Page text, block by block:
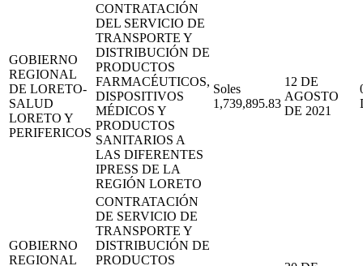
GOBIERNO
REGIONAL
DE LORETO-
SALUD
LORETO Y
PERIFERICOS
CONTRATACIÓN
DEL SERVICIO DE
TRANSPORTE Y
DISTRIBUCIÓN DE
PRODUCTOS
FARMACÉUTICOS,
DISPOSITIVOS
MÉDICOS Y
PRODUCTOS
SANITARIOS A
LAS DIFERENTES
IPRESS DE LA
REGIÓN LORETO
Soles
1,739,895.83
12 DE
AGOSTO
DE 2021
GOBIERNO
REGIONAL
CONTRATACIÓN
DE SERVICIO DE
TRANSPORTE Y
DISTRIBUCIÓN DE
PRODUCTOS